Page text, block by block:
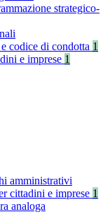
strategico-
codice di condotta 1
e imprese 1
amministrativi
cittadini e imprese 1
analoga